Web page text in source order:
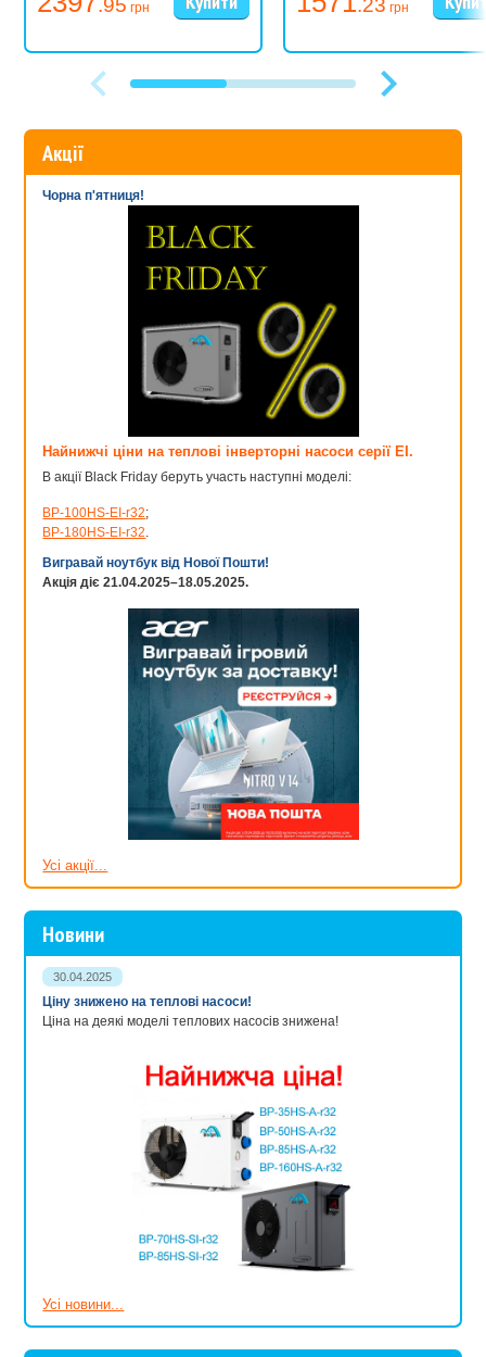
.95 грн .23 грн
Акції
Чорна п'ятниця!
Найнижчі ціни на теплові інверторні насоси серії EI.
В акції Black Friday беруть участь наступні моделі:
BP-100HS-EI-r32;
BP-180HS-EI-r32.
Вигравай ноутбук від Нової Пошти!
Акція діє 21.04.2025–18.05.2025.
Усі акції...
Новини
30.04.2025
Ціну знижено на теплові насоси!
Ціна на деякі моделі теплових насосів знижена!
Усі новини...